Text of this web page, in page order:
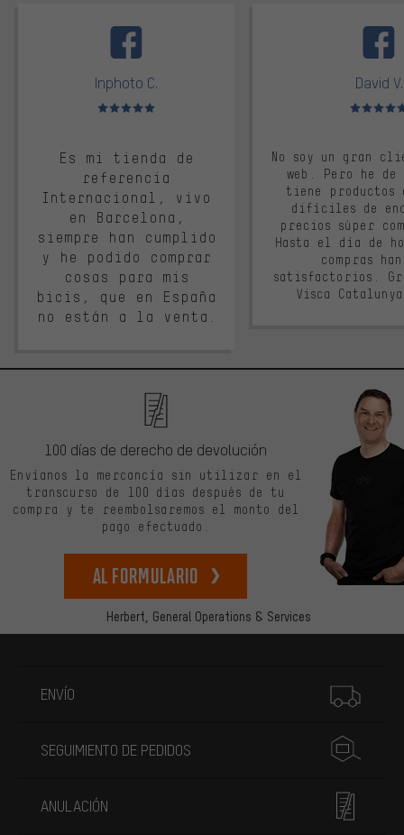
Inphoto C.
Valoración media: 5 de 5
Es mi tienda de
referencia
Internacional, vivo
en Barcelona,
siempre han cumplido
y he podido comprar
cosas para mis
bicis, que en España
no están a la venta.
David V.
Valoración
No soy un gran
web. Pero he
tiene productos
difíciles de
precios súper
Hasta el día de
compras
satisfactorios.
Visca
Herbert, General Operations & Services
100 días de derecho de devolución
Envíanos la mercancía sin utilizar en el
transcurso de 100 días después de tu
compra y te reembolsaremos el monto del
pago efectuado.
Al formulario
ENVÍO
SEGUIMIENTO DE PEDIDOS
ANULACIÓN